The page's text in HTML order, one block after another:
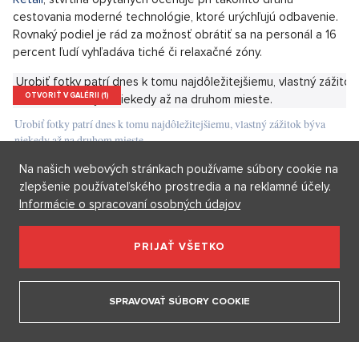
voľbou zostáva Taliansko, kam mieri 18 percent cestovateľov.
Tesne za ním nasleduje Slovensko so 16 alebo Chorvátsko a
Grécko, ktoré si zhodne vybralo 14 percent respondentov.
Stabilnú obľubu si dlhodobo udržujú aj Rakúsko a Poľsko,
každú z týchto krajín volí 12 percent opýtaných.
Mnoho z nás pritom dáva prednosť leteckej doprave. Týka sa
to najmä transportu do krajín, kam trvá cesta autom dlhšie.
Týka sa to najmä ciest do Talianska, Grécka, Turecka alebo
Španielska.
Ako pritom vyplýva z prieskumu spoločnosti Lagardére Travel
Retail, štvrtina opýtaných oceňuje pri takomto druhu
cestovania moderné technológie, ktoré urýchľujú odbavenie.
Rovnaký podiel je rád za možnosť obrátiť sa na personál a 16
Na našich webových stránkach používame súbory cookie na
zlepšenie používateľského prostredia a na reklamné účely.
Informácie o spracovaní osobných údajov
PRIJAŤ VŠETKO
SPRAVOVAŤ SÚBORY COOKIE